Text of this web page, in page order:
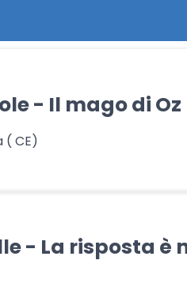
- Il mago di Oz
( CE)
- La risposta è